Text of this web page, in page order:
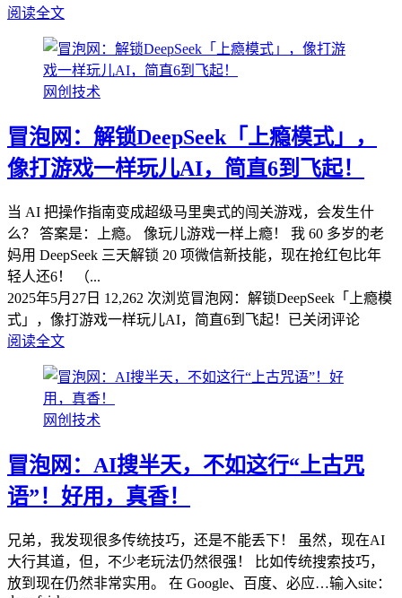
阅读全文
网创技术
冒泡网：解锁DeepSeek「上瘾模式」，
像打游戏一样玩儿AI，简直6到飞起！
当 AI 把操作指南变成超级马里奥式的闯关游戏，会发生什
么？ 答案是：上瘾。 像玩儿游戏一样上瘾！ 我 60 多岁的老
妈用 DeepSeek 三天解锁 20 项微信新技能，现在抢红包比年
轻人还6！ （...
2025年5月27日 12,262 次浏览冒泡网：解锁DeepSeek「上瘾模
式」，像打游戏一样玩儿AI，简直6到飞起！ 已关闭评论
阅读全文
网创技术
冒泡网：AI搜半天，不如这行“上古咒
语”！好用，真香！
兄弟，我发现很多传统技巧，还是不能丢下！ 虽然，现在AI
大行其道，但，不少老玩法仍然很强！ 比如传统搜索技巧，
放到现在仍然非常实用。 在 Google、百度、必应…输入site：